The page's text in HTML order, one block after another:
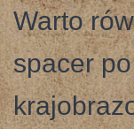
Warto
spacer